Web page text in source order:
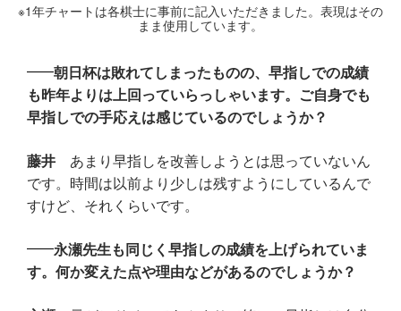
※1年チャートは各棋士に事前に記入いただきました。表現はその
まま使用しています。
朝日杯は敗れてしまったものの、早指しでの成績
も昨年よりは上回っていらっしゃいます。ご自身でも
早指しでの手応えは感じているのでしょうか？
藤井 あまり早指しを改善しようとは思っていないん
です。時間は以前より少しは残すようにしているんで
すけど、それくらいです。
永瀬先生も同じく早指しの成績を上げられていま
す。何か変えた点や理由などがあるのでしょうか？